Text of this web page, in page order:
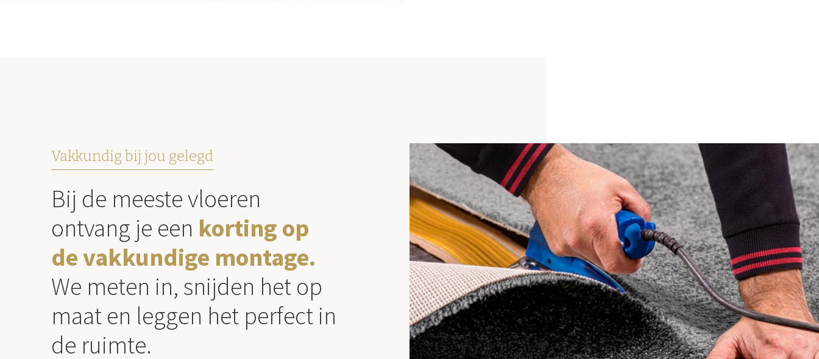
Vakkundig bij jou gelegd
Bij de meeste vloeren
ontvang je een korting op
de vakkundige montage.
We meten in, snijden het op
maat en leggen het perfect in
de ruimte.